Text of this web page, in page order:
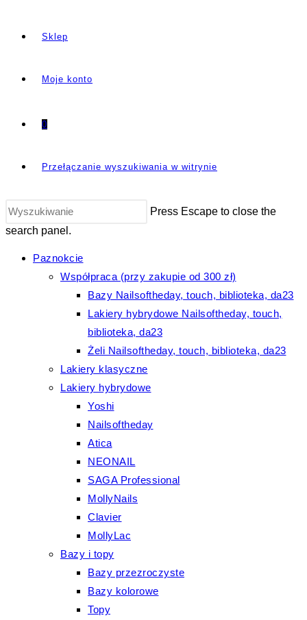
Sklep
Moje konto
0
Przełączanie wyszukiwania w witrynie
Press Escape to close the
search panel.
Paznokcie
Współpraca (przy zakupie od 300 zł)
Bazy Nailsoftheday, touch, biblioteka, da23
Lakiery hybrydowe Nailsoftheday, touch,
biblioteka, da23
Żeli Nailsoftheday, touch, biblioteka, da23
Lakiery klasyczne
Lakiery hybrydowe
Yoshi
Nailsoftheday
Atica
NEONAIL
SAGA Professional
MollyNails
Clavier
MollyLac
Bazy i topy
Bazy przezroczyste
Bazy kolorowe
Topy